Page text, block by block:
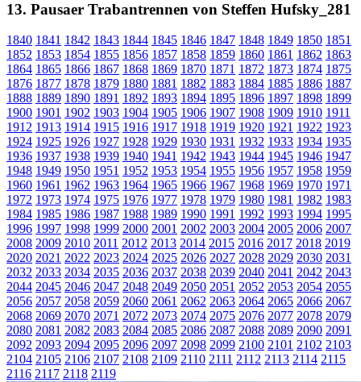
13. Pausaer Trabantrennen von Steffen Hufsky_281
1840 1841 1842 1843 1844 1845 1846 1847 1848 1849 1850 1851
1852 1853 1854 1855 1856 1857 1858 1859 1860 1861 1862 1863
1864 1865 1866 1867 1868 1869 1870 1871 1872 1873 1874 1875
1876 1877 1878 1879 1880 1881 1882 1883 1884 1885 1886 1887
1888 1889 1890 1891 1892 1893 1894 1895 1896 1897 1898 1899
1900 1901 1902 1903 1904 1905 1906 1907 1908 1909 1910 1911
1912 1913 1914 1915 1916 1917 1918 1919 1920 1921 1922 1923
1924 1925 1926 1927 1928 1929 1930 1931 1932 1933 1934 1935
1936 1937 1938 1939 1940 1941 1942 1943 1944 1945 1946 1947
1948 1949 1950 1951 1952 1953 1954 1955 1956 1957 1958 1959
1960 1961 1962 1963 1964 1965 1966 1967 1968 1969 1970 1971
1972 1973 1974 1975 1976 1977 1978 1979 1980 1981 1982 1983
1984 1985 1986 1987 1988 1989 1990 1991 1992 1993 1994 1995
1996 1997 1998 1999 2000 2001 2002 2003 2004 2005 2006 2007
2008 2009 2010 2011 2012 2013 2014 2015 2016 2017 2018 2019
2020 2021 2022 2023 2024 2025 2026 2027 2028 2029 2030 2031
2032 2033 2034 2035 2036 2037 2038 2039 2040 2041 2042 2043
2044 2045 2046 2047 2048 2049 2050 2051 2052 2053 2054 2055
2056 2057 2058 2059 2060 2061 2062 2063 2064 2065 2066 2067
2068 2069 2070 2071 2072 2073 2074 2075 2076 2077 2078 2079
2080 2081 2082 2083 2084 2085 2086 2087 2088 2089 2090 2091
2092 2093 2094 2095 2096 2097 2098 2099 2100 2101 2102 2103
2104 2105 2106 2107 2108 2109 2110 2111 2112 2113 2114 2115
2116 2117 2118 2119